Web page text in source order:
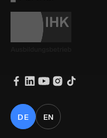
DE EN